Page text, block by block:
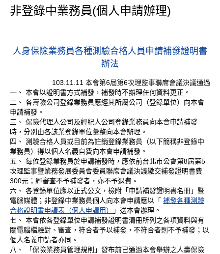
非登錄中業務員(個人申請辦理)
人身保險業務員各種測驗合格人員申請補發證明書
辦法
103.11.11 本會第6屆第6次理監事聯席會議決議通過
一、 本會以證明書方式補發，補發時不辦理任何資料更正。
二、 各壽險公司登錄業務員應經其所屬公司（登錄單位）向本會
申請補發。
三、 保險代理人公司及經紀人公司登錄業務員向本會申請補發
時，分別由各該業登錄單位彙整向本會辦理。
四、 測驗合格人員或目前為註銷登錄業務員（以下簡稱非登錄中
業務員）得以個人名義自費向本會申請補發。
五、 每位登錄業務員於申請補發時，應依前台北市公會第8屆第5
次理監事暨業務發展委員會委員聯席會議決議繳交補發證明書費
300元；經審查不予補發者，亦不予退費。
六、 各登錄單位應以正式公文，檢附「申請補發證明書名冊」暨
電腦媒體；非登錄中業務員個人向本會申請應以「 補發各種測驗
合格證明書申請表（個人申請用）
」送本會辦理。
七、 本會依各登錄單位申請補發證明書清冊所列之各項資料與有
關電腦檔驗對、審查，符合者予以補發，不符合者則不予補發；以
個人名義申請者亦同。
八、 「保險業務員管理規則」發布前已通過本會舉辦之人壽保險